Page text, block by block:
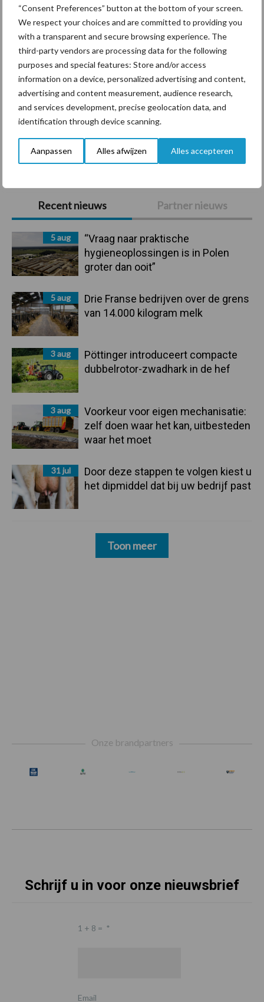
“Consent Preferences” button at the bottom of your screen.
We respect your choices and are committed to providing you
with a transparent and secure browsing experience. The
third-party vendors are processing data for the following
purposes and special features: Store and/or access
information on a device, personalized advertising and content,
advertising and content measurement, audience research,
and services development, precise geolocation data, and
identification through device scanning.
Aanpassen Alles afwijzen Alles accepteren
Primaire
Sidebar
Recent nieuws Partner nieuws
5 aug
“Vraag naar praktische
hygieneoplossingen is in Polen
groter dan ooit”
5 aug
Drie Franse bedrijven over de grens
van 14.000 kilogram melk
3 aug
Pöttinger introduceert compacte
dubbelrotor-zwadhark in de hef
3 aug
Voorkeur voor eigen mechanisatie:
zelf doen waar het kan, uitbesteden
waar het moet
31 jul
Door deze stappen te volgen kiest u
het dipmiddel dat bij uw bedrijf past
Toon meer
Diergezondheid Bemesting Fokkerij
Derogatie Fosfaatrechten
Toon meer
Onze brandpartners
Schrijf u in voor onze nieuwsbrief
1 + 8 = *
Email